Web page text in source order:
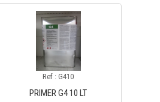
Ref : G410
PRIMER G4 10 LT